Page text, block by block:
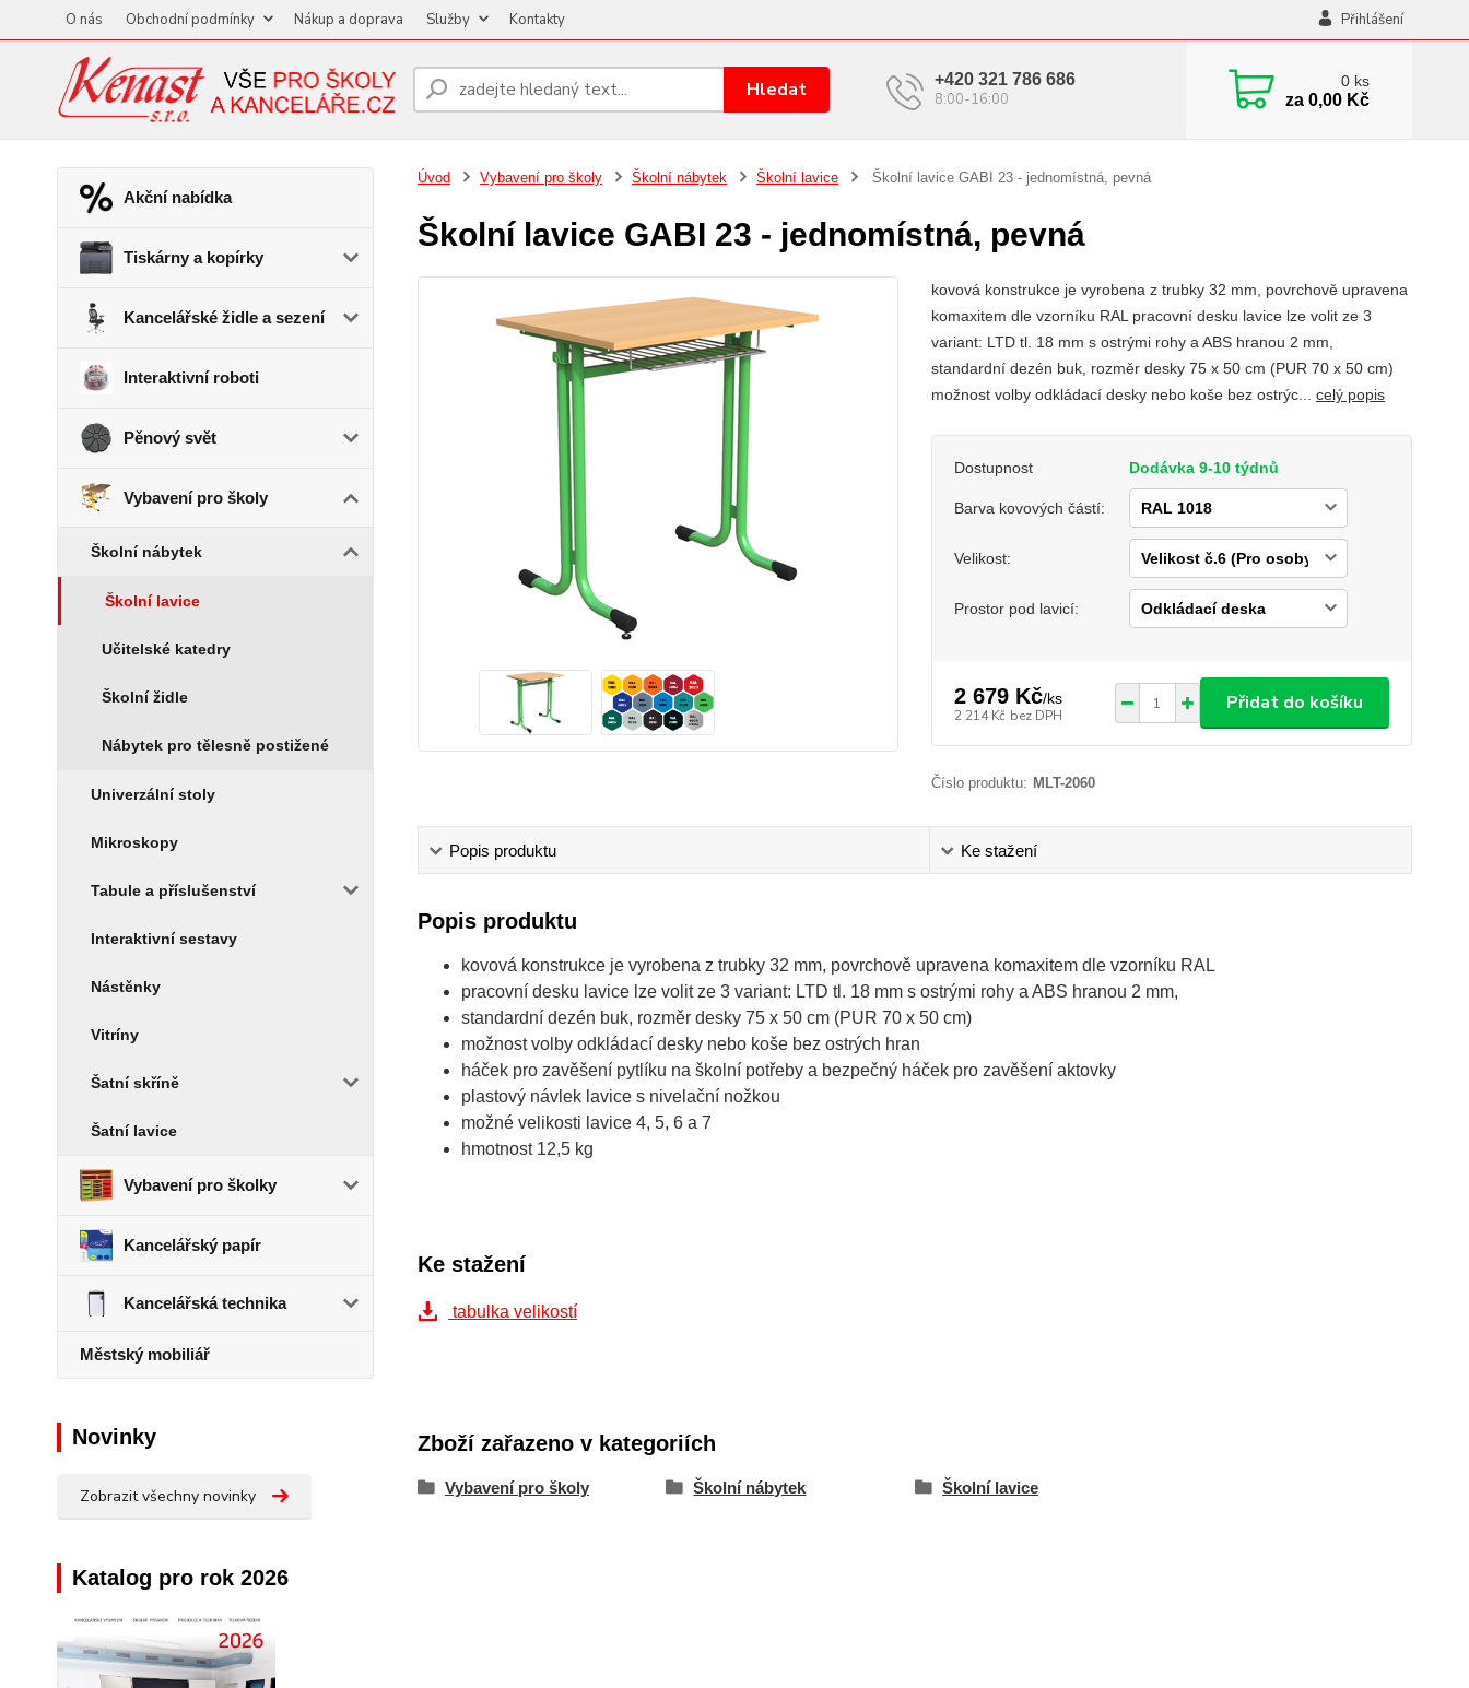
O nás Obchodní podmínky Nákup a doprava Služby Kontakty Přihlášení
Hledat +420 321 786 686
8:00-16:00
0 ks
za 0,00 Kč
Akční nabídka
Tiskárny a kopírky
Kancelářské židle a sezení
Interaktivní roboti
Pěnový svět
Vybavení pro školy
Školní nábytek
Školní lavice
Učitelské katedry
Školní židle
Nábytek pro tělesně postižené
Univerzální stoly
Mikroskopy
Tabule a příslušenství
Interaktivní sestavy
Nástěnky
Vitríny
Šatní skříně
Šatní lavice
Vybavení pro školky
Kancelářský papír
Kancelářská technika
Městský mobiliář
Novinky
Zobrazit všechny novinky
Katalog pro rok 2026
Úvod Vybavení pro školy Školní nábytek Školní lavice Školní lavice GABI 23 - jednomístná, pevná
Školní lavice GABI 23 - jednomístná, pevná
kovová konstrukce je vyrobena z trubky 32 mm, povrchově upravena
komaxitem dle vzorníku RAL pracovní desku lavice lze volit ze 3
variant: LTD tl. 18 mm s ostrými rohy a ABS hranou 2 mm,
standardní dezén buk, rozměr desky 75 x 50 cm (PUR 70 x 50 cm)
možnost volby odkládací desky nebo koše bez ostrýc... celý popis
Dostupnost Dodávka 9-10 týdnů
Barva kovových částí:
Velikost:
Prostor pod lavicí:
2 679 Kč/ks
2 214 Kč bez DPH
Přidat do košíku
Číslo produktu: MLT-2060
Popis produktu Ke stažení
Popis produktu
kovová konstrukce je vyrobena z trubky 32 mm, povrchově upravena komaxitem dle vzorníku RAL
pracovní desku lavice lze volit ze 3 variant: LTD tl. 18 mm s ostrými rohy a ABS hranou 2 mm,
standardní dezén buk, rozměr desky 75 x 50 cm (PUR 70 x 50 cm)
možnost volby odkládací desky nebo koše bez ostrých hran
háček pro zavěšení pytlíku na školní potřeby a bezpečný háček pro zavěšení aktovky
plastový návlek lavice s nivelační nožkou
možné velikosti lavice 4, 5, 6 a 7
hmotnost 12,5 kg
Ke stažení
tabulka velikostí
Zboží zařazeno v kategoriích
Vybavení pro školy Školní nábytek Školní lavice